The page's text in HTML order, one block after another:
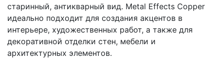
старинный, антикварный вид. Metal Effects Copper
идеально подходит для создания акцентов в
интерьере, художественных работ, а также для
декоративной отделки стен, мебели и
архитектурных элементов.